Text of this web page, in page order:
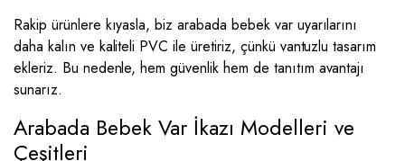
Rakip ürünlere kıyasla, biz arabada bebek var uyarılarını
daha kalın ve kaliteli PVC ile üretiriz, çünkü vantuzlu tasarım
ekleriz. Bu nedenle, hem güvenlik hem de tanıtım avantajı
sunarız.
Arabada Bebek Var İkazı Modelleri ve
Çeşitleri